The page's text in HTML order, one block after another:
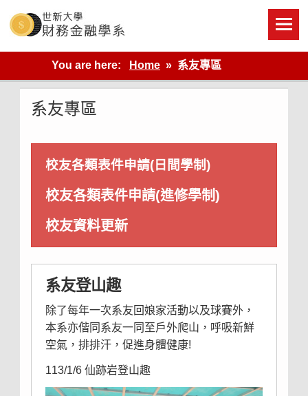
content
世新大學財金系網站
You are here:
Home 系友專區
系友專區
校友各類表件申請(日間學制)
校友各類表件申請(進修學制)
校友資料更新
系友登山趣
除了每年一次系友回娘家活動以及球賽外，
本系亦偕同系友一同至戶外爬山，呼吸新鮮
空氣，排排汗，促進身體健康!
113/1/6 仙跡岩登山趣